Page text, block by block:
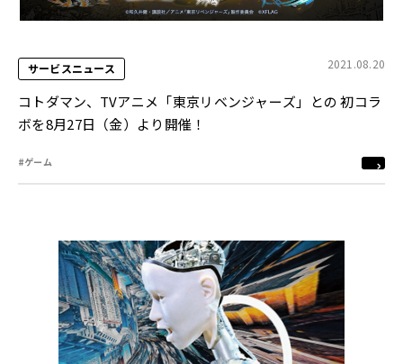
サービスニュース 2021.08.20
コトダマン、TVアニメ「東京リベンジャーズ」との 初コラ
ボを8月27日（金）より開催！
#ゲーム